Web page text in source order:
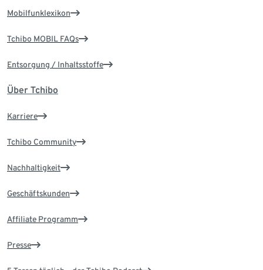
Mobilfunklexikon
Tchibo MOBIL FAQs
Entsorgung / Inhaltsstoffe
Über Tchibo
Karriere
Tchibo Community
Nachhaltigkeit
Geschäftskunden
Affiliate Programm
Presse